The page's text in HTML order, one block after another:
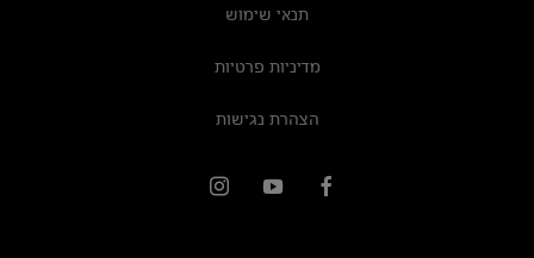
תנאי שימוש
מדיניות פרטיות
הצהרת נגישות